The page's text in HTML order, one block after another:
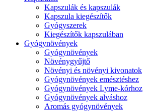
Kapszulák és kapszulák
Kapszula kiegészítők
Gyógyszerek
Kiegészítők kapszulában
Gyógynövények
Gyógynövények
Növénygyűjtő
Növényi és növényi kivonatok
Gyógynövények emésztéshez
Gyógynövények Lyme-kórhoz
Gyógynövények alváshoz
Aromás gyógynövények